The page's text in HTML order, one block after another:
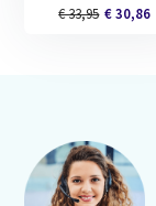
€ 33,95 € 30,86